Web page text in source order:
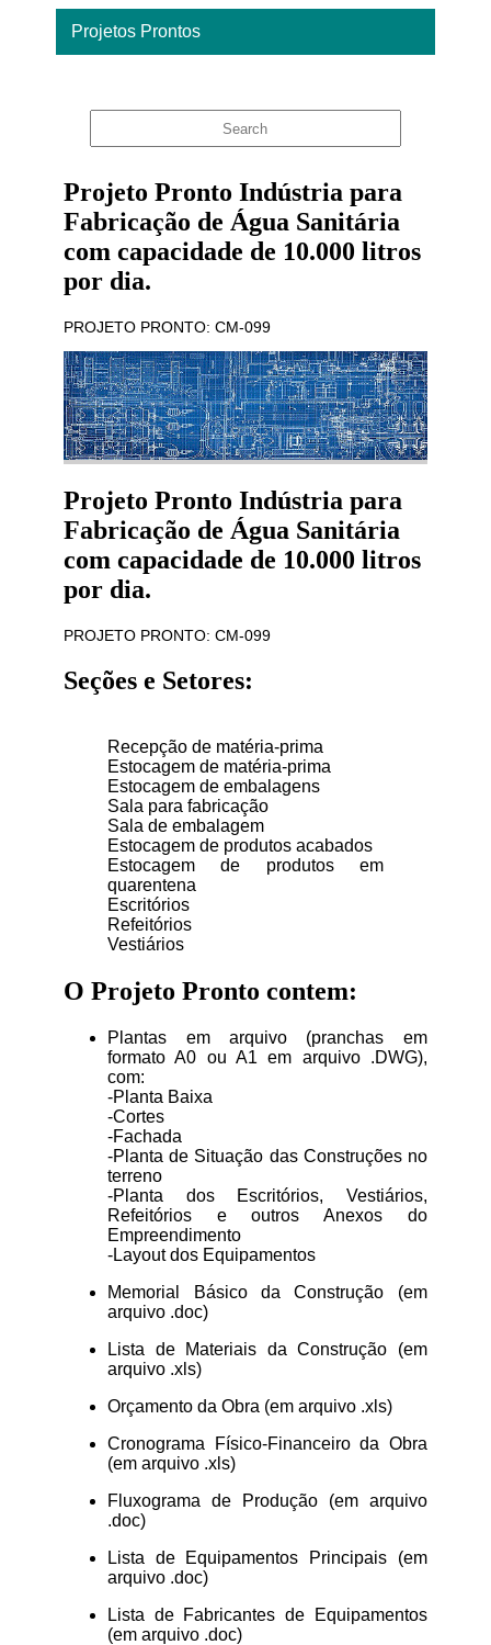
Projetos Prontos
Projeto Pronto Indústria para
Fabricação de Água Sanitária
com capacidade de 10.000 litros
por dia.
PROJETO PRONTO: CM-099
Projeto Pronto Indústria para
Fabricação de Água Sanitária
com capacidade de 10.000 litros
por dia.
PROJETO PRONTO: CM-099
Seções e Setores:
Recepção de matéria-prima
Estocagem de matéria-prima
Estocagem de embalagens
Sala para fabricação
Sala de embalagem
Estocagem de produtos acabados
Estocagem de produtos em
quarentena
Escritórios
Refeitórios
Vestiários
O Projeto Pronto contem:
Plantas em arquivo (pranchas em
formato A0 ou A1 em arquivo .DWG),
com:
-Planta Baixa
-Cortes
-Fachada
-Planta de Situação das Construções no
terreno
-Planta dos Escritórios, Vestiários,
Refeitórios e outros Anexos do
Empreendimento
-Layout dos Equipamentos
Memorial Básico da Construção (em
arquivo .doc)
Lista de Materiais da Construção (em
arquivo .xls)
Orçamento da Obra (em arquivo .xls)
Cronograma Físico-Financeiro da Obra
(em arquivo .xls)
Fluxograma de Produção (em arquivo
.doc)
Lista de Equipamentos Principais (em
arquivo .doc)
Lista de Fabricantes de Equipamentos
(em arquivo .doc)